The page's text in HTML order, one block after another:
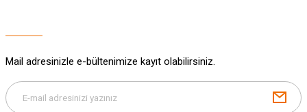
Mail adresinizle e-bültenimize kayıt olabilirsiniz.